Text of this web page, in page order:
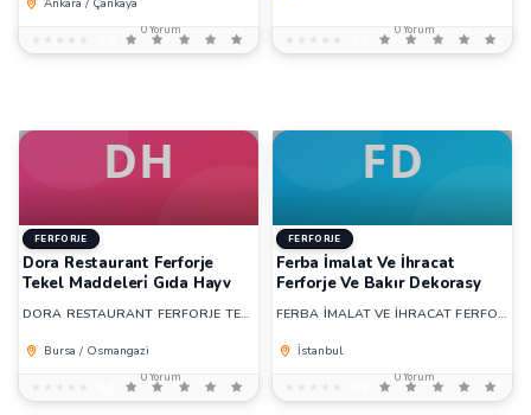
Ankara / Çankaya
★★★★★
★★★★★
0 Yorum
★★★★★
★★★★★
0 Yorum
FERFORJE
Dora Restaurant Ferforje
Tekel Maddeleri̇ Gıda Hayv
DORA RESTAURANT FERFORJE TEKEL MADDELERİ GIDA HAYV
Bursa / Osmangazi
★★★★★
★★★★★
0 Yorum
FERFORJE
Ferba İmalat Ve İhracat
Ferforje Ve Bakır Dekorasy
FERBA İMALAT VE İHRACAT FERFORJE VE BAKIR DEKORASY
İstanbul
★★★★★
★★★★★
0 Yorum